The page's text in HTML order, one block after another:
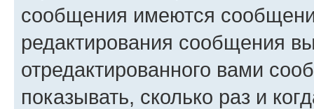
сообщения имеются
редактирования сообщения
отредактированного вами
показывать, сколько раз и